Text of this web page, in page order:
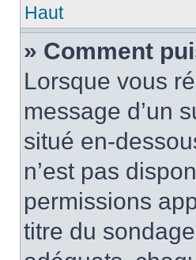
Haut
» Comment
Lorsque vous
message d’un
situé en-
n’est pas
permissions
titre du